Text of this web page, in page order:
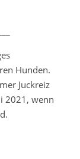
Hunden.
Juckreiz
2021, wenn